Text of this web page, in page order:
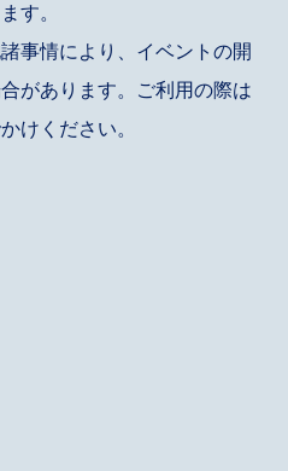
す。
事情により、イベントの開
があります。ご利用の際は
けください。